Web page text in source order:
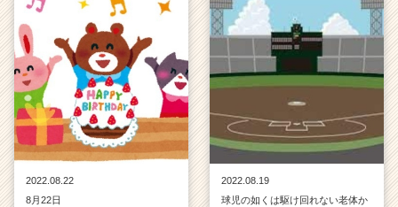
2022.08.22
8月22日
2022.08.19
球児の如くは駆け回れない老体か